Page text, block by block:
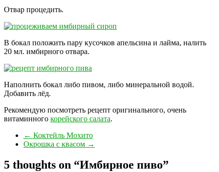
Отвар процедить.
В бокал положить пару кусочков апельсина и лайма, налить
20 мл. имбирного отвара.
Наполнить бокал либо пивом, либо минеральной водой.
Добавить лёд.
Рекомендую посмотреть рецепт оригинального, очень
витаминного корейского салата.
← Коктейль Мохито
Окрошка с квасом →
5 thoughts on “Имбирное пиво”